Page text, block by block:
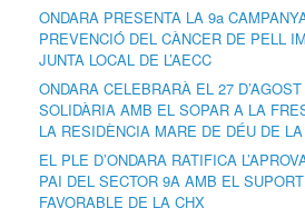
ONDARA PRESENTA LA 9a
PREVENCIÓ DEL CÀNCER DE PELL
JUNTA LOCAL DE L’AECC
ONDARA CELEBRARÀ EL 27
SOLIDÀRIA AMB EL SOPAR A LA
LA RESIDÈNCIA MARE DE DÉU DE
EL PLE D’ONDARA RATIFICA
PAI DEL SECTOR 9A AMB EL SUPORT
FAVORABLE DE LA CHX